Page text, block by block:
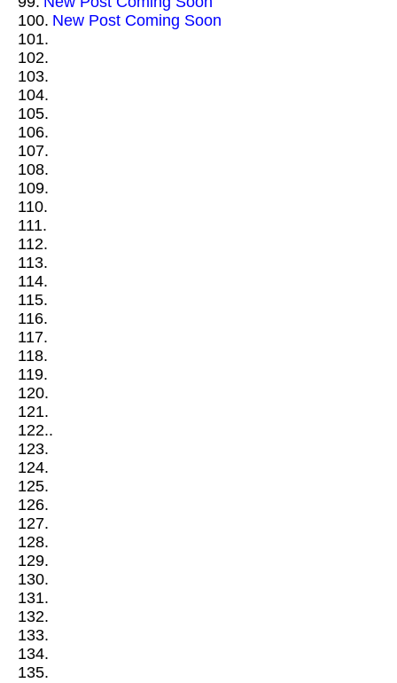
100. New Post Coming Soon
101.
102.
103.
104.
105.
106.
107.
108.
109.
110.
111.
112.
113.
114.
115.
116.
117.
118.
119.
120.
121.
122..
123.
124.
125.
126.
127.
128.
129.
130.
131.
132.
133.
134.
135.